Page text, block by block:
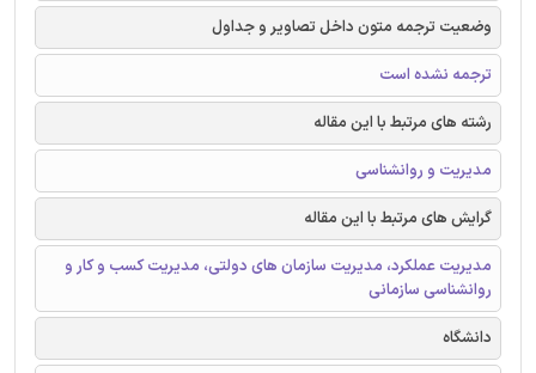
وضعیت ترجمه متون داخل تصاویر و جداول
ترجمه نشده است
رشته های مرتبط با این مقاله
مدیریت و روانشناسی
گرایش های مرتبط با این مقاله
مدیریت عملکرد، مدیریت سازمان های دولتی، مدیریت کسب و کار و
روانشناسی سازمانی
دانشگاه